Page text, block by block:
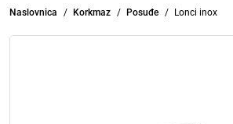
Naslovnica Korkmaz Posuđe Lonci inox